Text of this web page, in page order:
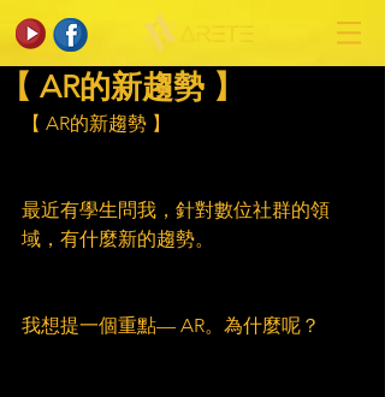
【 AR的新趨勢 】
【 AR的新趨勢 】
最近有學生問我，針對數位社群的領
域，有什麼新的趨勢。
我想提一個重點— AR。為什麼呢？